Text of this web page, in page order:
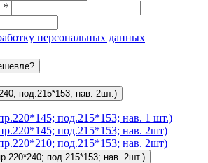
*
персональных данных
под.215*153; нав. 2шт.)
под.215*153; нав. 1 шт.)
под.215*153; нав. 2шт)
под.215*153; нав. 2шт)
под.215*153; нав. 2шт.)